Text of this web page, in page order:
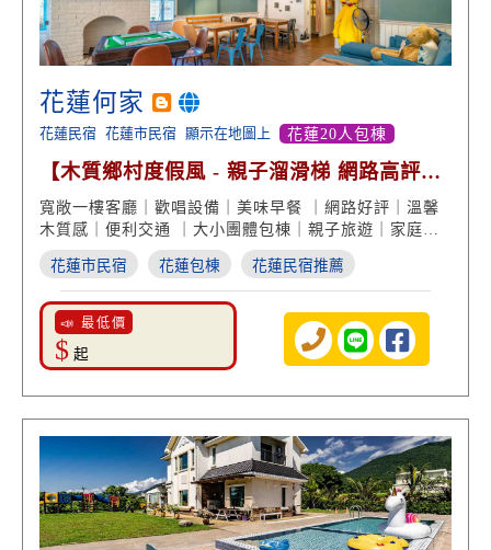
花蓮何家
花蓮民宿 花蓮市民宿 顯示在地圖上 花蓮20人包棟
【木質鄉村度假風 - 親子溜滑梯 網路高評
價】
寬敞一樓客廳｜歡唱設備｜美味早餐 ｜網路好評｜溫馨
木質感｜便利交通 ｜大小團體包棟｜親子旅遊｜家庭花
蓮住宿
花蓮市民宿 花蓮包棟 花蓮民宿推薦
📣 最低價
$ 起